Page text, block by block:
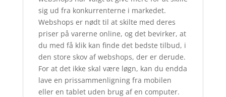
sig ud fra konkurrenterne i markedet.
Webshops er nødt til at skilte med deres
priser på varerne online, og det bevirker, at
du med få klik kan finde det bedste tilbud, i
den store skov af webshops, der er derude.
For at det ikke skal være løgn, kan du endda
lave en prissammenligning fra mobilen
eller en tablet uden brug af en computer.